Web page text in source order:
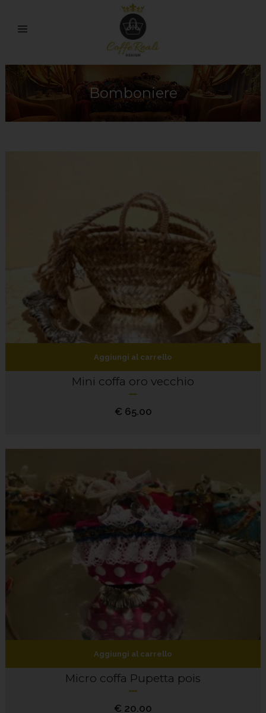
Bomboniere
Aggiungi al carrello
Mini coffa oro vecchio
€ 65.00
Aggiungi al carrello
Micro coffa Pupetta pois
€ 20.00